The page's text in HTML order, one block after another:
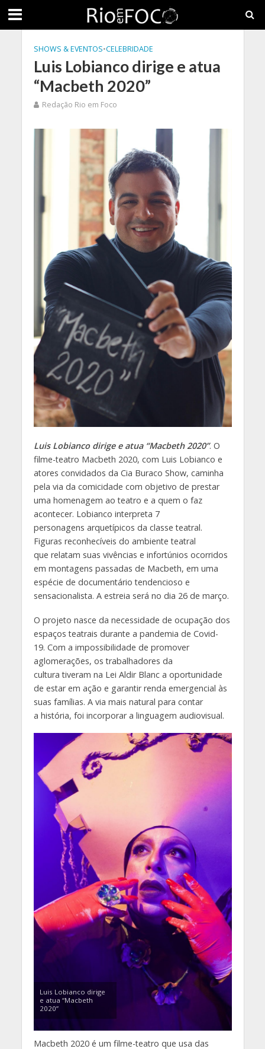
SHOWS & EVENTOS•CELEBRIDADE
Luis Lobianco dirige e atua
“Macbeth 2020”
Redação Rio em Foco
Luis Lobianco dirige e atua “Macbeth 2020”. O
filme-teatro Macbeth 2020, com Luis Lobianco e
atores convidados da Cia Buraco Show, caminha
pela via da comicidade com objetivo de prestar
uma homenagem ao teatro e a quem o faz
acontecer. Lobianco interpreta 7
personagens arquetípicos da classe teatral.
Figuras reconhecíveis do ambiente teatral
que relatam suas vivências e infortúnios ocorridos
em montagens passadas de Macbeth, em uma
espécie de documentário tendencioso e
sensacionalista. A estreia será no dia 26 de março.
O projeto nasce da necessidade de ocupação dos
espaços teatrais durante a pandemia de Covid-
19. Com a impossibilidade de promover
aglomerações, os trabalhadores da
cultura tiveram na Lei Aldir Blanc a oportunidade
de estar em ação e garantir renda emergencial às
suas famílias. A via mais natural para contar
a história, foi incorporar a linguagem audiovisual.
Luis Lobianco dirige
e atua “Macbeth
2020”
Macbeth 2020 é um filme-teatro que usa das